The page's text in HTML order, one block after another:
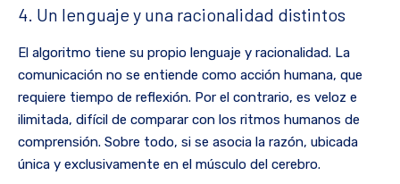
4. Un lenguaje y una racionalidad distintos
El algoritmo tiene su propio lenguaje y racionalidad. La
comunicación no se entiende como acción humana, que
requiere tiempo de reflexión. Por el contrario, es veloz e
ilimitada, difícil de comparar con los ritmos humanos de
comprensión. Sobre todo, si se asocia la razón, ubicada
única y exclusivamente en el músculo del cerebro.